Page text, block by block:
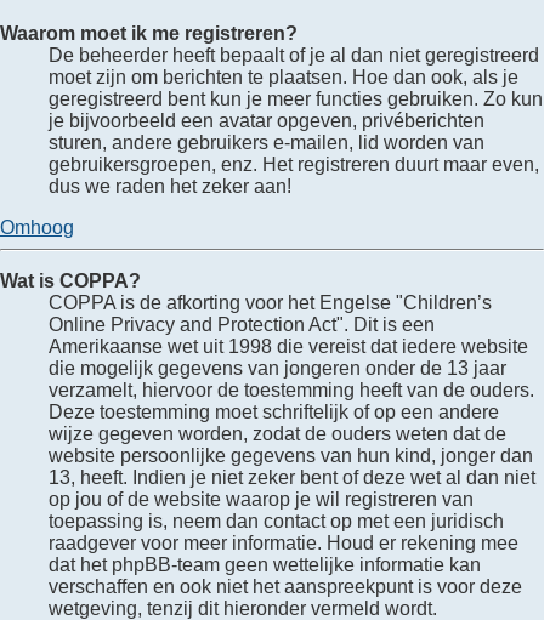
Waarom moet ik me registreren?
De beheerder heeft bepaalt of je al dan niet geregistreerd
moet zijn om berichten te plaatsen. Hoe dan ook, als je
geregistreerd bent kun je meer functies gebruiken. Zo kun
je bijvoorbeeld een avatar opgeven, privéberichten
sturen, andere gebruikers e-mailen, lid worden van
gebruikersgroepen, enz. Het registreren duurt maar even,
dus we raden het zeker aan!
Omhoog
Wat is COPPA?
COPPA is de afkorting voor het Engelse "Children’s
Online Privacy and Protection Act". Dit is een
Amerikaanse wet uit 1998 die vereist dat iedere website
die mogelijk gegevens van jongeren onder de 13 jaar
verzamelt, hiervoor de toestemming heeft van de ouders.
Deze toestemming moet schriftelijk of op een andere
wijze gegeven worden, zodat de ouders weten dat de
website persoonlijke gegevens van hun kind, jonger dan
13, heeft. Indien je niet zeker bent of deze wet al dan niet
op jou of de website waarop je wil registreren van
toepassing is, neem dan contact op met een juridisch
raadgever voor meer informatie. Houd er rekening mee
dat het phpBB-team geen wettelijke informatie kan
verschaffen en ook niet het aanspreekpunt is voor deze
wetgeving, tenzij dit hieronder vermeld wordt.